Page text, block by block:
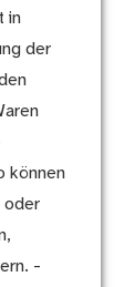
in
der
können
oder
-